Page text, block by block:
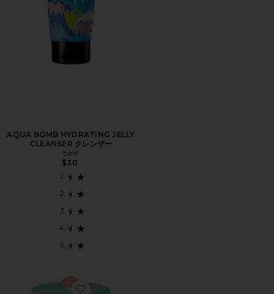
AQUA BOMB HYDRATING JELLY
CLEANSER クレンザー
belif
$30